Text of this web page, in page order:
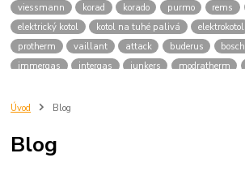
viessmann korad korado purmo rems
elektrický kotol
kotol na tuhé palivá elektrokotol
protherm
vaillant attack buderus bosch
immergas
intergas junkers modratherm
trnava
eshop
radiatory lacno
Úvod Blog
Blog